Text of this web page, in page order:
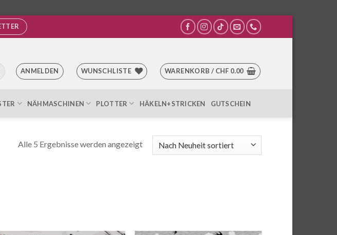
ANMELDEN WUNSCHLISTE WARENKORB / CHF 0.00
NÄHMASCHINEN PLOTTER HÄKELN+STRICKEN GUTSCHEIN
Alle 5 Ergebnisse werden angezeigtNach
Aktualität